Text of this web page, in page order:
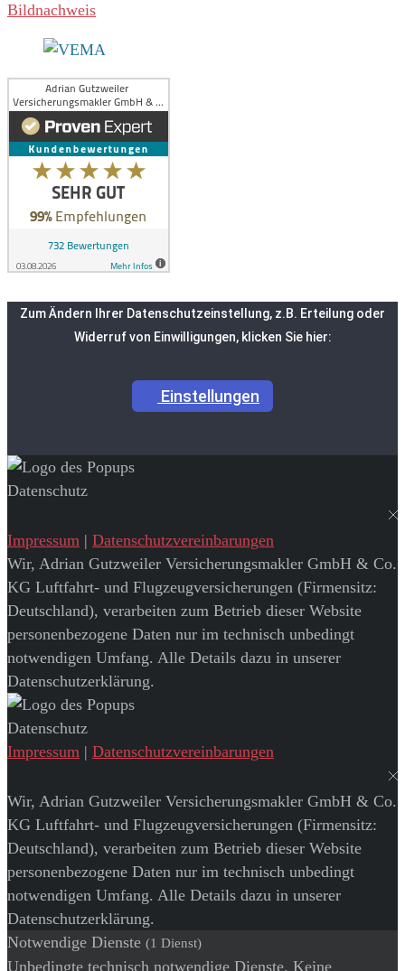
Bildnachweis
Zum Ändern Ihrer Datenschutzeinstellung, z.B. Erteilung oder
Widerruf von Einwilligungen, klicken Sie hier:
Einstellungen
Datenschutz
Impressum | Datenschutzvereinbarungen
Wir, Adrian Gutzweiler Versicherungsmakler GmbH & Co.
KG Luftfahrt- und Flugzeugversicherungen (Firmensitz:
Deutschland), verarbeiten zum Betrieb dieser Website
personenbezogene Daten nur im technisch unbedingt
notwendigen Umfang. Alle Details dazu in unserer
Datenschutzerklärung.
Datenschutz
Impressum | Datenschutzvereinbarungen
Wir, Adrian Gutzweiler Versicherungsmakler GmbH & Co.
KG Luftfahrt- und Flugzeugversicherungen (Firmensitz:
Deutschland), verarbeiten zum Betrieb dieser Website
personenbezogene Daten nur im technisch unbedingt
notwendigen Umfang. Alle Details dazu in unserer
Datenschutzerklärung.
Notwendige Dienste (1 Dienst)
Unbedingte technisch notwendige Dienste. Keine